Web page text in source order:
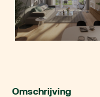
Omschrijving